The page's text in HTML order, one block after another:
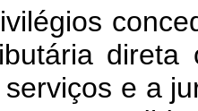
direta
e a